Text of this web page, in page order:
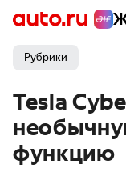
Рубрики
Tesla
функцию